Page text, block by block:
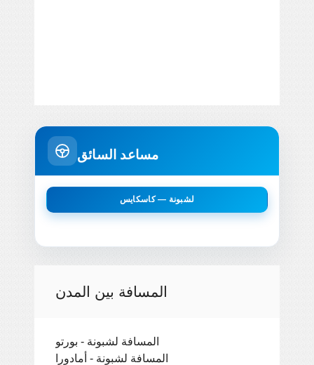
مساعد السائق
لشبونة — كاسكايس
المسافة بين المدن
المسافة لشبونة - بورتو
المسافة لشبونة - أمادورا